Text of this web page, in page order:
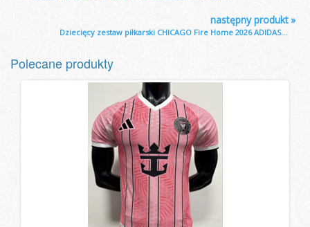
»
następny produkt
Dziecięcy zestaw piłkarski CHICAGO Fire Home 2026 ADIDAS...
Polecane produkty